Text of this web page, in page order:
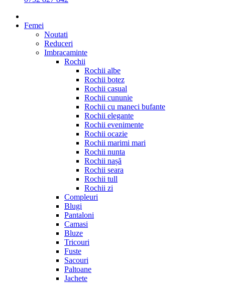
Femei
Noutati
Reduceri
Imbracaminte
Rochii
Rochii albe
Rochii botez
Rochii casual
Rochii cununie
Rochii cu maneci bufante
Rochii elegante
Rochii evenimente
Rochii ocazie
Rochii marimi mari
Rochii nunta
Rochii nașă
Rochii seara
Rochii tull
Rochii zi
Compleuri
Blugi
Pantaloni
Camasi
Bluze
Tricouri
Fuste
Sacouri
Paltoane
Jachete